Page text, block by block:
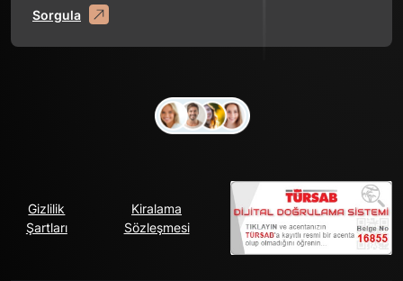
Sorgula
Gizlilik
Şartları
Kiralama
Sözleşmesi